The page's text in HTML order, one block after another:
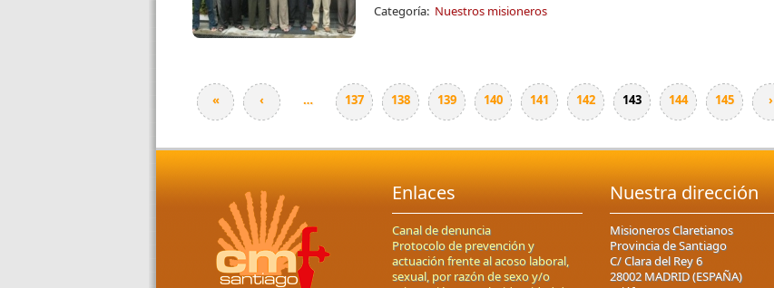
Categoría: Nuestros misioneros
Páginas
« ‹ … 137 138 139 140 141 142 143 144 145 ›
Enlaces
Canal de denuncia
Protocolo de prevención y
actuación frente al acoso laboral,
sexual, por razón de sexo y/o
Nuestra dirección
Misioneros Claretianos
Provincia de Santiago
C/ Clara del Rey 6
28002 MADRID (ESPAÑA)